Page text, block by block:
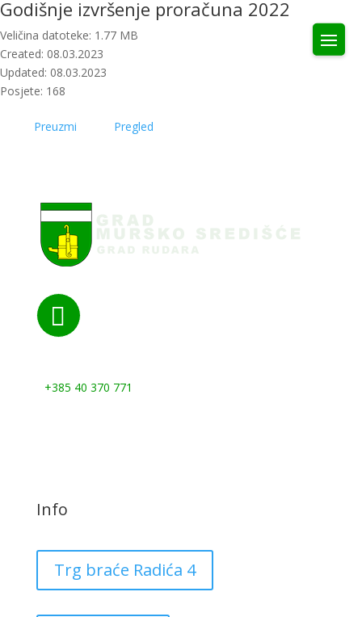
Godišnje izvršenje proračuna 2022
Veličina datoteke: 1.77 MB
Created: 08.03.2023
Updated: 08.03.2023
Posjete: 168
Preuzmi Pregled

+385 40 370 771
Info
Trg braće Radića 4